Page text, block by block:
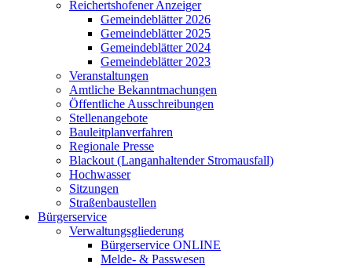
Reichertshofener Anzeiger
Gemeindeblätter 2026
Gemeindeblätter 2025
Gemeindeblätter 2024
Gemeindeblätter 2023
Veranstaltungen
Amtliche Bekanntmachungen
Öffentliche Ausschreibungen
Stellenangebote
Bauleitplanverfahren
Regionale Presse
Blackout (Langanhaltender Stromausfall)
Hochwasser
Sitzungen
Straßenbaustellen
Bürgerservice
Verwaltungsgliederung
Bürgerservice ONLINE
Melde- & Passwesen